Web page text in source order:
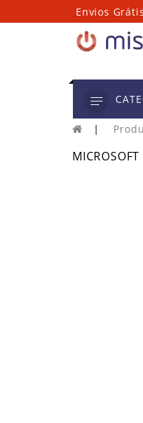
Envios
MICROSOFT